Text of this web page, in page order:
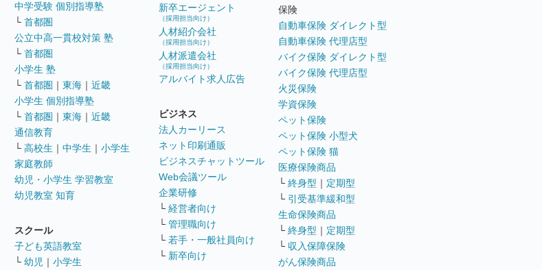
中学受験 個別指導塾
└ 首都圏
公立中高一貫校対策 塾
└ 首都圏
小学生 塾
└ 首都圏 ｜ 東海 ｜ 近畿
小学生 個別指導塾
└ 首都圏 ｜ 東海 ｜ 近畿
通信教育
└ 高校生 ｜ 中学生 ｜ 小学生
家庭教師
幼児・小学生 学習教室
幼児教室 知育
スクール
子ども英語教室
└ 幼児 ｜ 小学生
新卒エージェント
（採用担当向け）
人材紹介会社
（採用担当向け）
人材派遣会社
（採用担当向け）
アルバイト求人広告
ビジネス
法人カーリース
ネット印刷通販
ビジネスチャットツール
Web会議ツール
企業研修
└ 経営者向け
└ 管理職向け
└ 若手・一般社員向け
└ 新卒向け
保険
自動車保険 ダイレクト型
自動車保険 代理店型
バイク保険 ダイレクト型
バイク保険 代理店型
火災保険
学資保険
ペット保険
ペット保険 小型犬
ペット保険 猫
医療保険商品
└ 終身型 ｜ 定期型
└ 引受基準緩和型
生命保険商品
└ 終身型 ｜ 定期型
└ 収入保障保険
がん保険商品